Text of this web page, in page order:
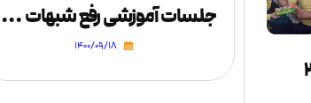
جلسات آموزشی رفع شبهات اعتقادی نوجوانان
۱۴۰۰/۰۹/۱۸